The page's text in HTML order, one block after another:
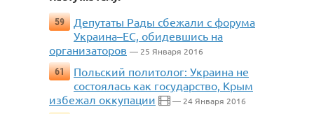
59
Депутаты Рады сбежали с форума
Украина–ЕС, обидевшись на
организаторов — 25 Января 2016
61
Польский политолог: Украина не
состоялась как государство, Крым
избежал оккупации
— 24 Января 2016